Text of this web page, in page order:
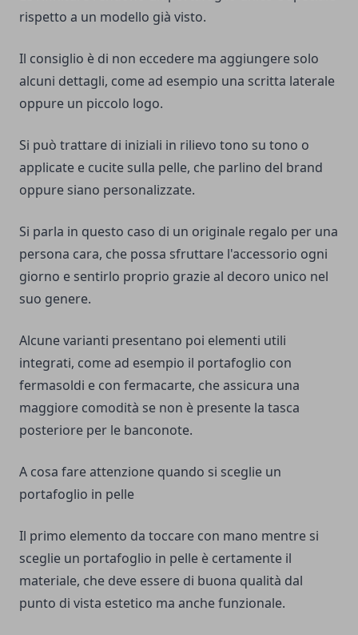
rispetto a un modello già visto.
Il consiglio è di non eccedere ma aggiungere solo
alcuni dettagli, come ad esempio una scritta laterale
oppure un piccolo logo.
Si può trattare di iniziali in rilievo tono su tono o
applicate e cucite sulla pelle, che parlino del brand
oppure siano personalizzate.
Si parla in questo caso di un originale regalo per una
persona cara, che possa sfruttare l'accessorio ogni
giorno e sentirlo proprio grazie al decoro unico nel
suo genere.
Alcune varianti presentano poi elementi utili
integrati, come ad esempio il portafoglio con
fermasoldi e con fermacarte, che assicura una
maggiore comodità se non è presente la tasca
posteriore per le banconote.
A cosa fare attenzione quando si sceglie un
portafoglio in pelle
Il primo elemento da toccare con mano mentre si
sceglie un portafoglio in pelle è certamente il
materiale, che deve essere di buona qualità dal
punto di vista estetico ma anche funzionale.